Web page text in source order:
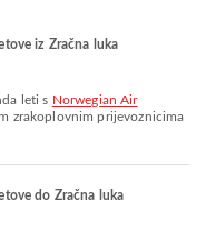
iz Zračna luka
leti s Norwegian Air
zrakoplovnim prijevoznicima
do Zračna luka